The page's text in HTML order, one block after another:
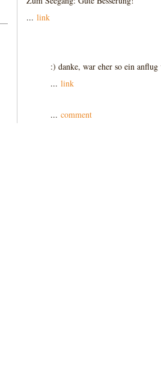
... link
:) danke, war eher so ein
... link
... comment